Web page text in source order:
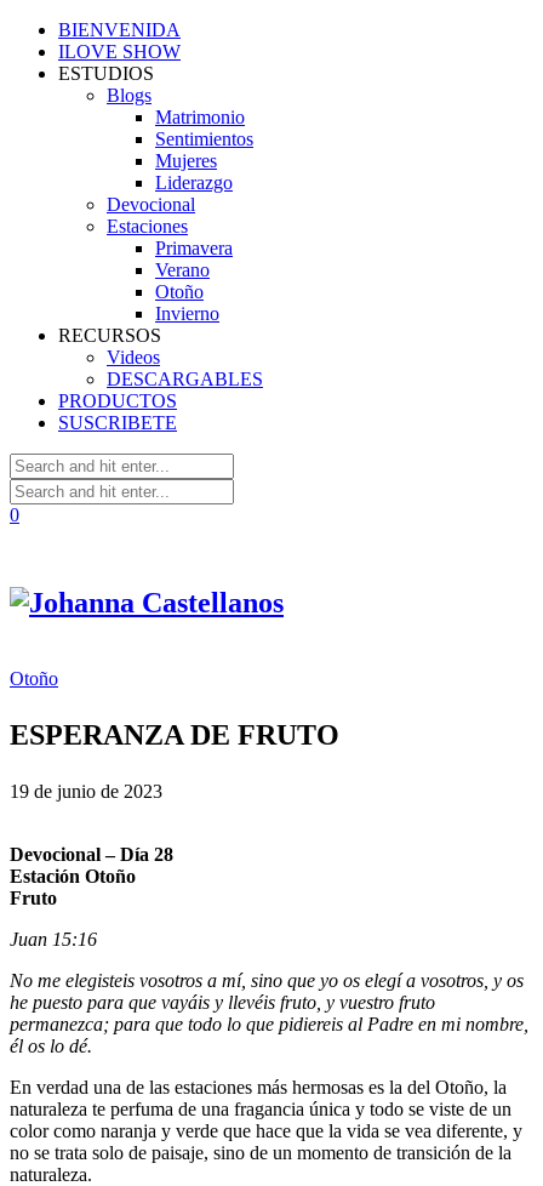
BIENVENIDA
ILOVE SHOW
ESTUDIOS
Blogs
Matrimonio
Sentimientos
Mujeres
Liderazgo
Devocional
Estaciones
Primavera
Verano
Otoño
Invierno
RECURSOS
Videos
DESCARGABLES
PRODUCTOS
SUSCRIBETE
0
Otoño
ESPERANZA DE FRUTO
19 de junio de 2023
Devocional – Día 28
Estación Otoño
Fruto
Juan 15:16
No me elegisteis vosotros a mí, sino que yo os elegí a vosotros, y os
he puesto para que vayáis y llevéis fruto, y vuestro fruto
permanezca; para que todo lo que pidiereis al Padre en mi nombre,
él os lo dé.
En verdad una de las estaciones más hermosas es la del Otoño, la
naturaleza te perfuma de una fragancia única y todo se viste de un
color como naranja y verde que hace que la vida se vea diferente, y
no se trata solo de paisaje, sino de un momento de transición de la
naturaleza.